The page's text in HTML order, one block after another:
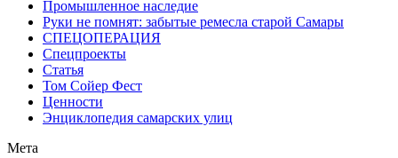
Промышленное наследие
Руки не помнят: забытые ремесла старой Самары
СПЕЦОПЕРАЦИЯ
Спецпроекты
Статья
Том Сойер Фест
Ценности
Энциклопедия самарских улиц
Мета